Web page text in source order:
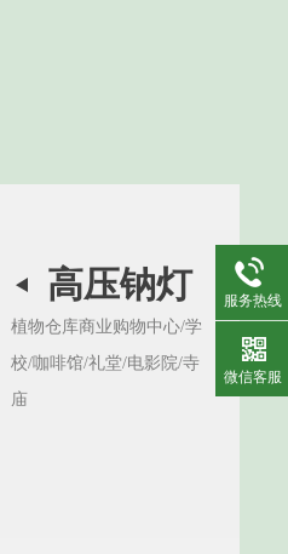
高压钠灯
植物仓库商业购物中心/学
校/咖啡馆/礼堂/电影院/寺
庙
服务热线
微信客服